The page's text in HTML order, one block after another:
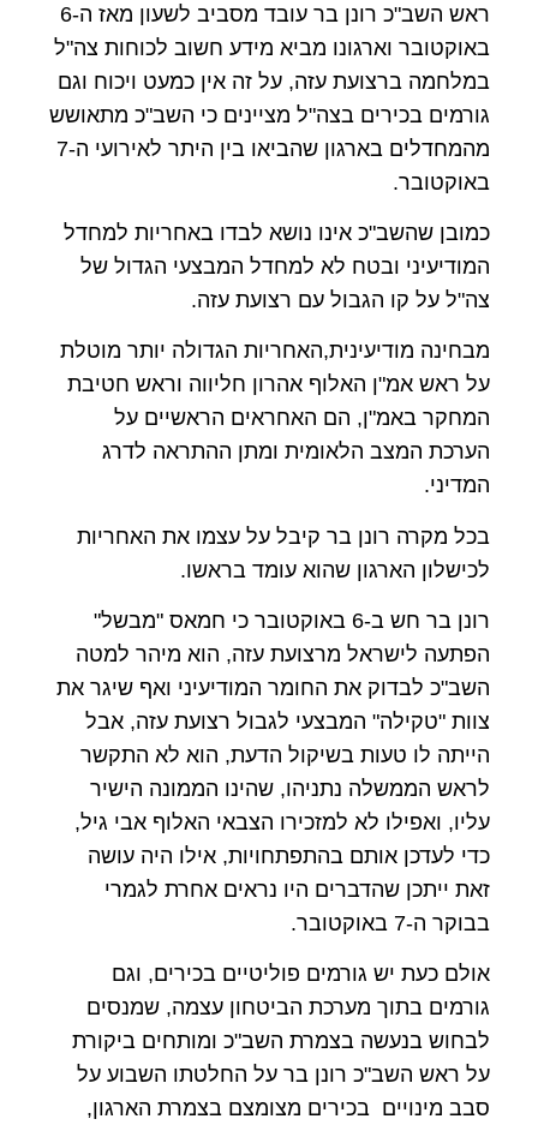
ראש השב"כ רונן בר עובד מסביב לשעון מאז ה-6
באוקטובר וארגונו מביא מידע חשוב לכוחות צה"ל
במלחמה ברצועת עזה, על זה אין כמעט ויכוח וגם
גורמים בכירים בצה"ל מציינים כי השב"כ מתאושש
מהמחדלים בארגון שהביאו בין היתר לאירועי ה-7
באוקטובר.
כמובן שהשב"כ אינו נושא לבדו באחריות למחדל
המודיעיני ובטח לא למחדל המבצעי הגדול של
צה"ל על קו הגבול עם רצועת עזה.
מבחינה מודיעינית,האחריות הגדולה יותר מוטלת
על ראש אמ"ן האלוף אהרון חליווה וראש חטיבת
המחקר באמ"ן, הם האחראים הראשיים על
הערכת המצב הלאומית ומתן ההתראה לדרג
המדיני.
בכל מקרה רונן בר קיבל על עצמו את האחריות
לכישלון הארגון שהוא עומד בראשו.
רונן בר חש ב-6 באוקטובר כי חמאס "מבשל"
הפתעה לישראל מרצועת עזה, הוא מיהר למטה
השב"כ לבדוק את החומר המודיעיני ואף שיגר את
צוות "טקילה" המבצעי לגבול רצועת עזה, אבל
הייתה לו טעות בשיקול הדעת, הוא לא התקשר
לראש הממשלה נתניהו, שהינו הממונה הישיר
עליו, ואפילו לא למזכירו הצבאי האלוף אבי גיל,
כדי לעדכן אותם בהתפתחויות, אילו היה עושה
זאת ייתכן שהדברים היו נראים אחרת לגמרי
בבוקר ה-7 באוקטובר.
אולם כעת יש גורמים פוליטיים בכירים, וגם
גורמים בתוך מערכת הביטחון עצמה, שמנסים
לבחוש בנעשה בצמרת השב"כ ומותחים ביקורת
על ראש השב"כ רונן בר על החלטתו השבוע על
סבב מינויים בכירים מצומצם בצמרת הארגון,